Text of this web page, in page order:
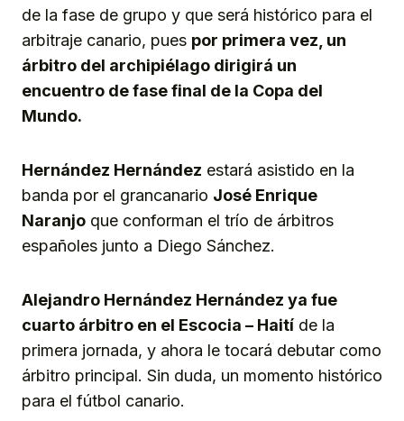
de la fase de grupo y que será histórico para el
arbitraje canario, pues por primera vez, un
árbitro del archipiélago dirigirá un
encuentro de fase final de la Copa del
Mundo.
Hernández Hernández estará asistido en la
banda por el grancanario José Enrique
Naranjo que conforman el trío de árbitros
españoles junto a Diego Sánchez.
Alejandro Hernández Hernández ya fue
cuarto árbitro en el Escocia – Haití de la
primera jornada, y ahora le tocará debutar como
árbitro principal. Sin duda, un momento histórico
para el fútbol canario.